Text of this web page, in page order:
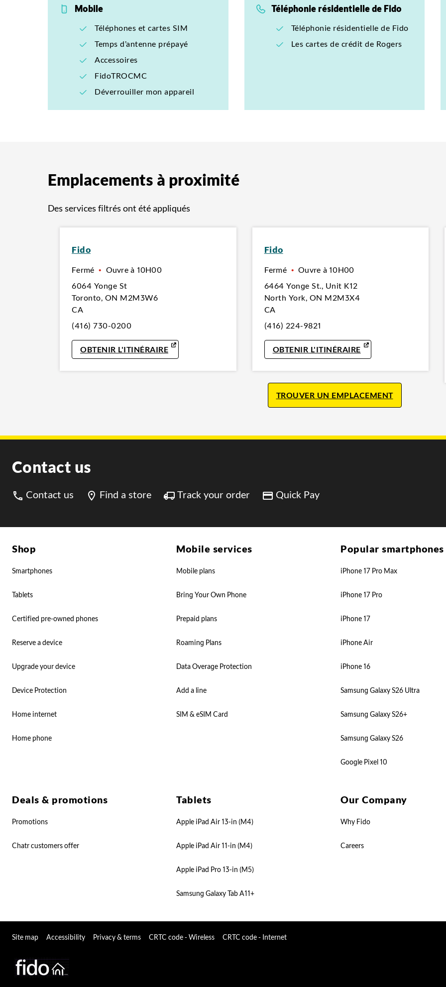
Mobile
Téléphones et cartes SIM
Temps d’antenne prépayé
Accessoires
FidoTROCMC
Déverrouiller mon appareil
Téléphonie résidentielle de Fido
Téléphonie résidentielle de Fido
Les cartes de crédit de Rogers
Emplacements à proximité
Des services filtrés ont été appliqués
Fido
Fermé • Ouvre à 10H00
6064 Yonge St
Toronto, ON M2M3W6
CA
(416) 730-0200
OBTENIR L'ITINÉRAIRELINK OPENS IN NEW TAB
Fido
Fermé • Ouvre à 10H00
6464 Yonge St., Unit K12
North York, ON M2M3X4
CA
(416) 224-9821
OBTENIR L'ITINÉRAIRELINK OPENS IN NEW
TROUVER UN EMPLACEMENT
Contact us
Contact us Find a store Track your order Quick Pay
Shop
Smartphones
Tablets
Certified pre-owned phones
Reserve a device
Upgrade your device
Device Protection
Home internet
Home phone
Mobile services
Mobile plans
Bring Your Own Phone
Prepaid plans
Roaming Plans
Data Overage Protection
Add a line
SIM & eSIM Card
Popular smartphones
iPhone 17 Pro Max
iPhone 17 Pro
iPhone 17
iPhone Air
iPhone 16
Samsung Galaxy S26 Ultra
Samsung Galaxy S26+
Samsung Galaxy S26
Google Pixel 10
Deals & promotions
Promotions
Chatr customers offer
Tablets
Apple iPad Air 13-in (M4)
Apple iPad Air 11-in (M4)
Apple iPad Pro 13-in (M5)
Samsung Galaxy Tab A11+
Our Company
Why Fido
Careers
Site map Accessibility Privacy & terms CRTC code - Wireless CRTC code - Internet